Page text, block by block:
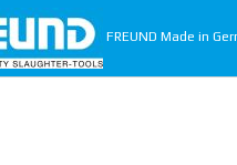
FREUND Made in